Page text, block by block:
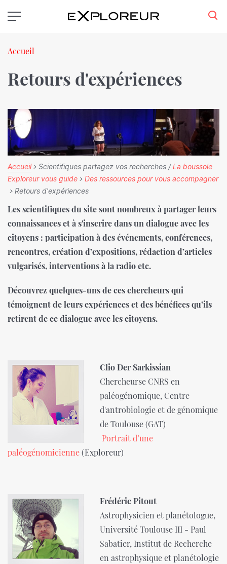
au
Fil
Accueil
Retours d'expériences
Accueil> Scientifiques partagez vos recherches /La boussole
Exploreur vous guide > Des ressources pour vous accompagner
> Retours d'expériences
Les scientifiques du site sont nombreux à partager leurs
connaissances et à s'inscrire dans un dialogue avec les
citoyens : participation à des événements, conférences,
rencontres, création d’expositions, rédaction d’articles
vulgarisés, interventions à la radio etc.
Découvrez quelques-uns de ces chercheurs qui
témoignent de leurs expériences et des bénéfices qu’ils
retirent de ce dialogue avec les citoyens.
Clio Der Sarkissian
Chercheurse CNRS en
paléogénomique, Centre
d'antrobiologie et de génomique
de Toulouse (GAT)
Portrait d’une
paléogénomicienne(Exploreur)
Frédéric Pitout
Astrophysicien et planétologue,
Université Toulouse III - Paul
Sabatier, Institut de Recherche
en astrophysique et planétologie